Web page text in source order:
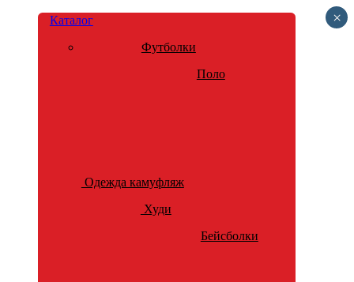
Каталог
Футболки
Поло
Одежда камуфляж
Худи
Бейсболки
×